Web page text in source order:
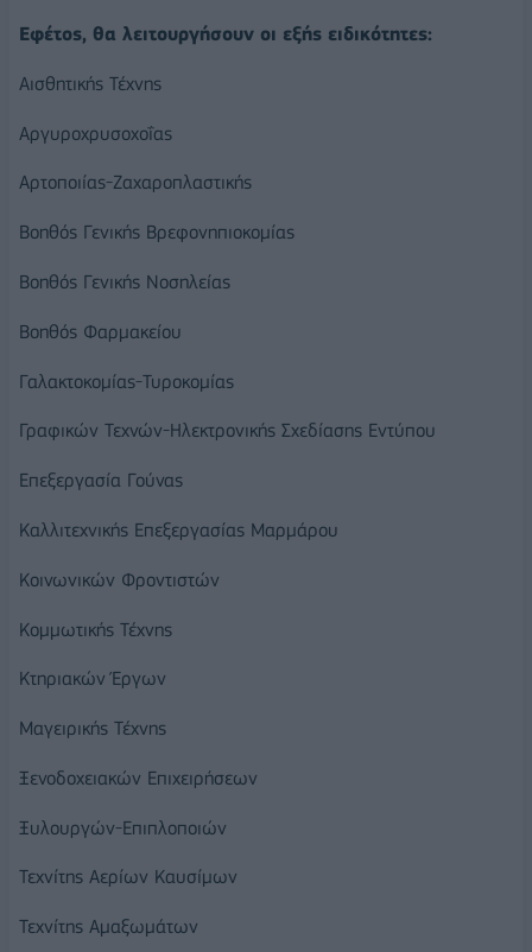
Εφέτος, θα λειτουργήσουν οι εξής ειδικότητες:
Αισθητικής Τέχνης
Αργυροχρυσοχοΐας
Αρτοποιίας-Ζαχαροπλαστικής
Βοηθός Γενικής Βρεφονηπιοκομίας
Βοηθός Γενικής Νοσηλείας
Βοηθός Φαρμακείου
Γαλακτοκομίας-Τυροκομίας
Γραφικών Τεχνών-Ηλεκτρονικής Σχεδίασης Εντύπου
Επεξεργασία Γούνας
Καλλιτεχνικής Επεξεργασίας Μαρμάρου
Κοινωνικών Φροντιστών
Κομμωτικής Τέχνης
Κτηριακών Έργων
Μαγειρικής Τέχνης
Ξενοδοχειακών Επιχειρήσεων
Ξυλουργών-Επιπλοποιών
Τεχνίτης Αερίων Καυσίμων
Τεχνίτης Αμαξωμάτων